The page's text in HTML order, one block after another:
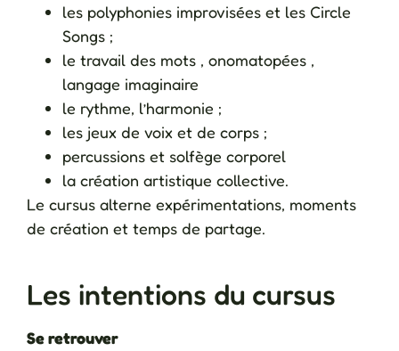
les polyphonies improvisées et les Circle
Songs ;
le travail des mots , onomatopées ,
langage imaginaire
le rythme, l’harmonie ;
les jeux de voix et de corps ;
percussions et solfège corporel
la création artistique collective.
Le cursus alterne expérimentations, moments
de création et temps de partage.
Les intentions du cursus
Se retrouver